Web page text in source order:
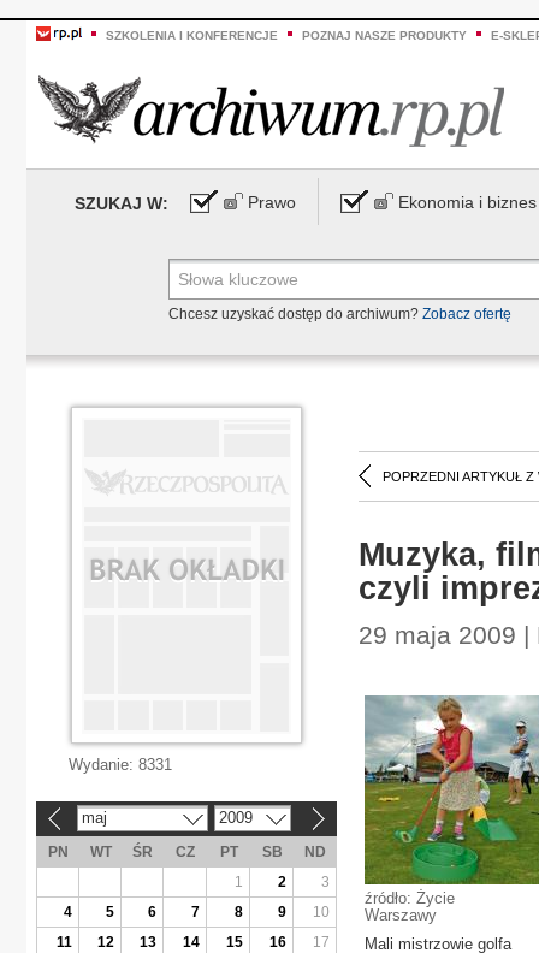
SZKOLENIA I KONFERENCJE POZNAJ NASZE PRODUKTY E-
SZUKAJ W: Prawo Ekonomia i biznes
Chcesz uzyskać dostęp do archiwum? Zobacz ofertę
POPRZEDNI ARTYKUŁ Z
Muzyka,
czyli
29 maja 2009 |
źródło: Życie
Warszawy
Mali mistrzowie golfa
Wydanie: 8331
maj 2009
PN WT ŚR CZ PT SB
ND
1
2
3
4
5 6 7 8 9
10
11
12 13 14 15 16
17